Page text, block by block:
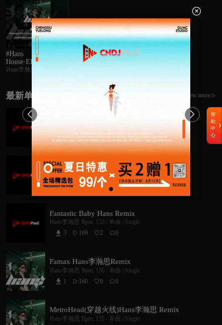
#Hans
House·EDM·Bounce
Remix 中英韩热歌私
Hans李瀚思
最新单曲 View more
2025热歌合集Mash Up(Hans李瀚思Remix)
0
117 1 0
跟西湖醋鱼结了账
Hans李瀚思 Bpm: 128 /Dance/Club House
1
 115 
Fantastic Baby Hans Remix
Hans李瀚思 Bpm: 132 / 单曲 | Single
3
 169 2 0
Famax Hans李瀚思Remix
Hans李瀚思 Bpm: 130 / 单曲 | Single
1
 160 0 0
MetroHead(穿越火线)Hans李瀚思 Remix
Hans李瀚思 Bpm: 135 / 单曲 | Single
帮
助
中
心

 